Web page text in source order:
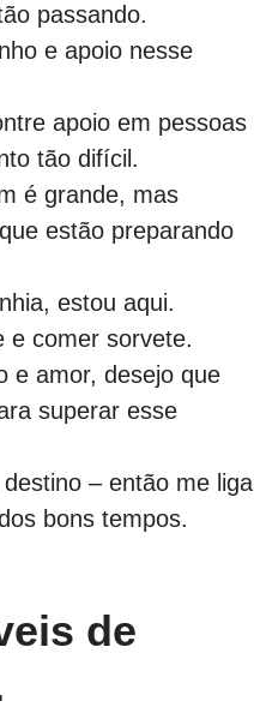
passando.
e apoio nesse
apoio em pessoas
tão difícil.
é grande, mas
estão preparando
estou aqui.
e comer sorvete.
e amor, desejo que
superar esse
– então me liga
bons tempos.
de